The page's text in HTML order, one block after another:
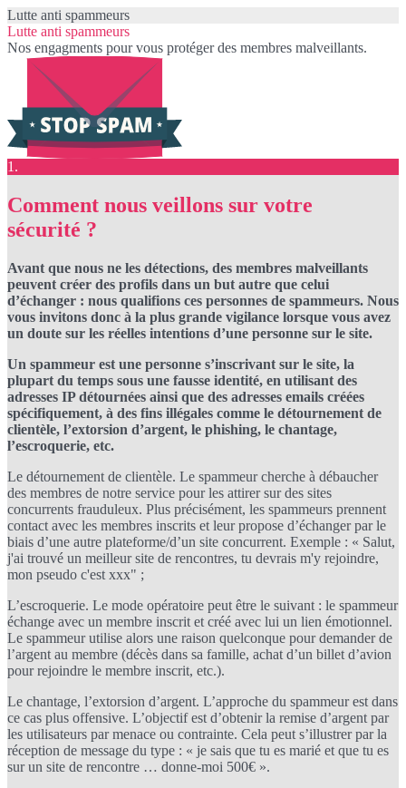
Lutte anti spammeurs
Lutte anti spammeurs
Nos engagments pour vous protéger des membres malveillants.
1.
Comment nous veillons sur votre
sécurité ?
Avant que nous ne les détections, des membres malveillants
peuvent créer des profils dans un but autre que celui
d’échanger : nous qualifions ces personnes de spammeurs. Nous
vous invitons donc à la plus grande vigilance lorsque vous avez
un doute sur les réelles intentions d’une personne sur le site.
Un spammeur est une personne s’inscrivant sur le site, la
plupart du temps sous une fausse identité, en utilisant des
adresses IP détournées ainsi que des adresses emails créées
spécifiquement, à des fins illégales comme le détournement de
clientèle, l’extorsion d’argent, le phishing, le chantage,
l’escroquerie, etc.
Le détournement de clientèle. Le spammeur cherche à débaucher
des membres de notre service pour les attirer sur des sites
concurrents frauduleux. Plus précisément, les spammeurs prennent
contact avec les membres inscrits et leur propose d’échanger par le
biais d’une autre plateforme/d’un site concurrent. Exemple : « Salut,
j'ai trouvé un meilleur site de rencontres, tu devrais m'y rejoindre,
mon pseudo c'est xxx" ;
L’escroquerie. Le mode opératoire peut être le suivant : le spammeur
échange avec un membre inscrit et créé avec lui un lien émotionnel.
Le spammeur utilise alors une raison quelconque pour demander de
l’argent au membre (décès dans sa famille, achat d’un billet d’avion
pour rejoindre le membre inscrit, etc.).
Le chantage, l’extorsion d’argent. L’approche du spammeur est dans
ce cas plus offensive. L’objectif est d’obtenir la remise d’argent par
les utilisateurs par menace ou contrainte. Cela peut s’illustrer par la
réception de message du type : « je sais que tu es marié et que tu es
sur un site de rencontre … donne-moi 500€ ».